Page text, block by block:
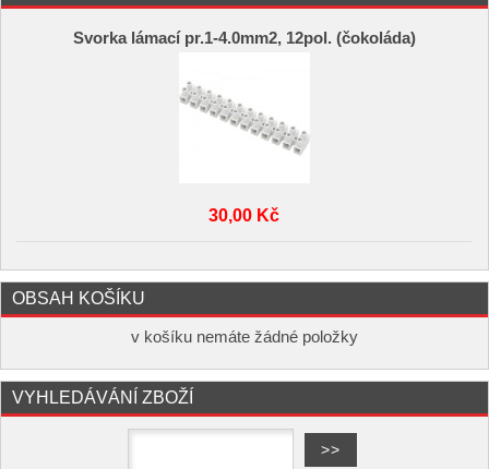
Svorka lámací pr.1-4.0mm2, 12pol. (čokoláda)
30,00 Kč
OBSAH KOŠÍKU
v košíku nemáte žádné položky
VYHLEDÁVÁNÍ ZBOŽÍ